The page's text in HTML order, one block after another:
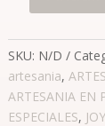
SKU: N/D
artesania,
ARTESANIA EN
ESPECIALES,